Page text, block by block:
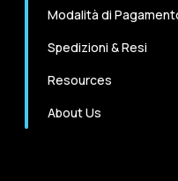
Modalità di
Spedizioni & Resi
Resources
About Us